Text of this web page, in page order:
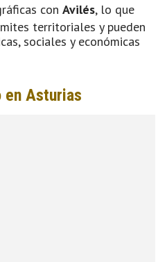
con Avilés, lo que
territoriales y pueden
sociales y económicas